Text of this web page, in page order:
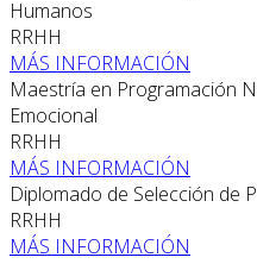
Humanos
RRHH
MÁS INFORMACIÓN
Maestría en Programación
Emocional
RRHH
MÁS INFORMACIÓN
Diplomado de Selección de
RRHH
MÁS INFORMACIÓN